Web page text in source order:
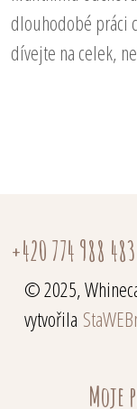
dlouhodobé práci
dívejte na celek,
+420 774 988 483
© 2025,
vytvořila
Moje